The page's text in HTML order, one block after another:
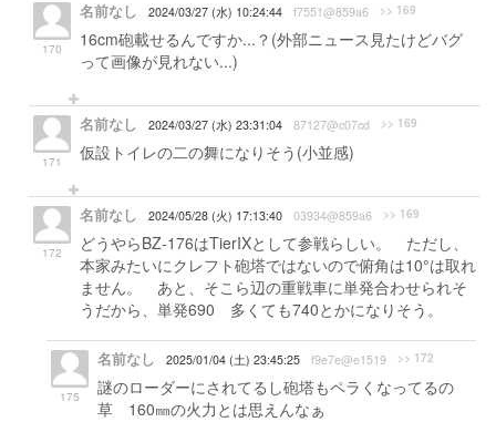
170
名前なし 2024/03/27 (水) 10:24:44 f7551@859a6 >> 169
16cm砲載せるんですか...？(外部ニュース見たけどバグ
って画像が見れない...)
171
名前なし 2024/03/27 (水) 23:31:04 87127@c07cd >> 169
仮設トイレの二の舞になりそう(小並感)
172
名前なし 2024/05/28 (火) 17:13:40 03934@859a6 >> 169
どうやらBZ-176はTierIXとして参戦らしい。 ただし、
本家みたいにクレフト砲塔ではないので俯角は10°は取れ
ません。 あと、そこら辺の重戦車に単発合わせられそ
うだから、単発690 多くても740とかになりそう。
175
名前なし 2025/01/04 (土) 23:45:25 f9e7e@e1519 >> 172
謎のローダーにされてるし砲塔もペラくなってるの
草 160㎜の火力とは思えんなぁ